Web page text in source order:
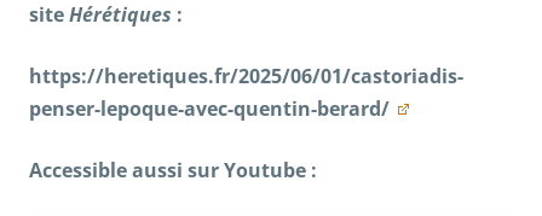
siteHérétiques :
https://heretiques.fr/2025/06/01/castoriadis-
penser-lepoque-avec-quentin-berard/
Accessible aussi sur Youtube :